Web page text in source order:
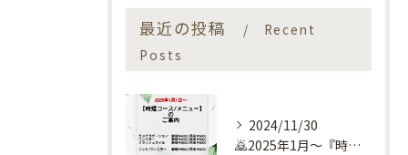
最近の投稿
Recent
Posts
2024/11/30
🙇2025年1月～『時短コース』のお知らせ🙇